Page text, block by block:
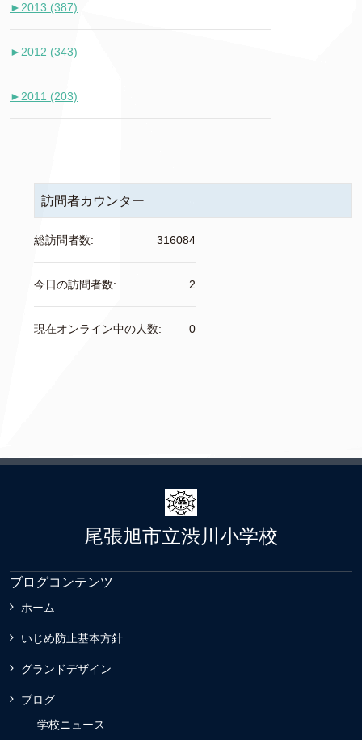
► 2013 (387)
► 2012 (343)
► 2011 (203)
訪問者カウンター
316084
総訪問者数:
2
今日の訪問者数:
0
現在オンライン中の人数:
尾張旭市立渋川小学校
ブログコンテンツ
ホーム
いじめ防止基本方針
グランドデザイン
ブログ
学校ニュース